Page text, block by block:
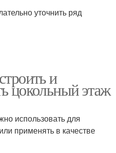
уточнить ряд
и
цокольный этаж
использовать для
применять в качестве